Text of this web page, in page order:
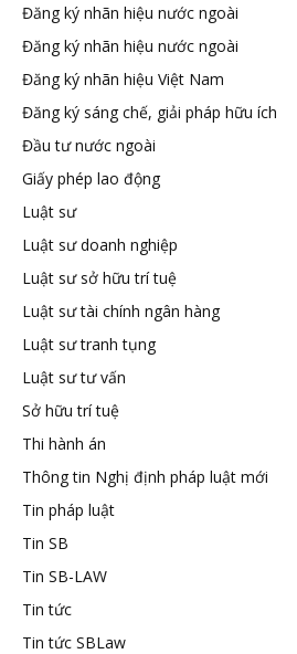
Đăng ký nhãn hiệu nước ngoài
Đăng ký nhãn hiệu nước ngoài
Đăng ký nhãn hiệu Việt Nam
Đăng ký sáng chế, giải pháp hữu ích
Đầu tư nước ngoài
Giấy phép lao động
Luật sư
Luật sư doanh nghiệp
Luật sư sở hữu trí tuệ
Luật sư tài chính ngân hàng
Luật sư tranh tụng
Luật sư tư vấn
Sở hữu trí tuệ
Thi hành án
Thông tin Nghị định pháp luật mới
Tin pháp luật
Tin SB
Tin SB-LAW
Tin tức
Tin tức SBLaw